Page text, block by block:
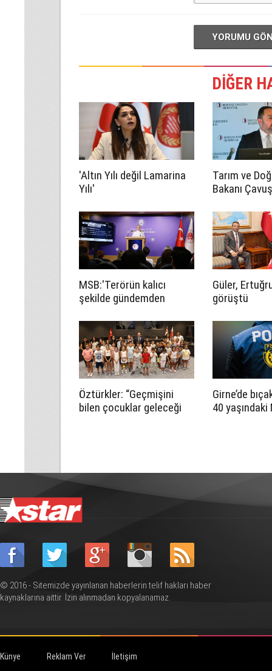
YORUMU
DİĞER
'Altın Yılı değil Lamarina
Yılı'
Tarım ve
Bakanı
MSB:'Terörün kalıcı
şekilde gündemden
Türkiye'nin değil,
bölgemizin de barış,
güvenlik ve istikrarına
önemli katkılar sağlar'
Güler,
görüştü
Öztürkler: “Geçmişini
bilen çocuklar geleceği
Girne’de
40
© 2016 - Sitemizde yayınlanan haberlerin telif hakları haber
kaynaklarına aittir. İzin alınmadan kopyalanamaz.
Künye Reklam Ver İletişim